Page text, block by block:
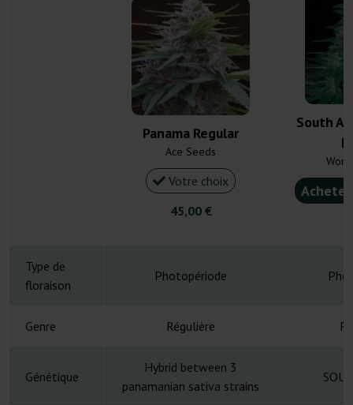
Panama Regular
Ace Seeds
Votre choix
45,00 €
South
Type de
floraison
Photopériode
Genre Régulière
Génétique
Hybrid between 3
panamanian sativa strains